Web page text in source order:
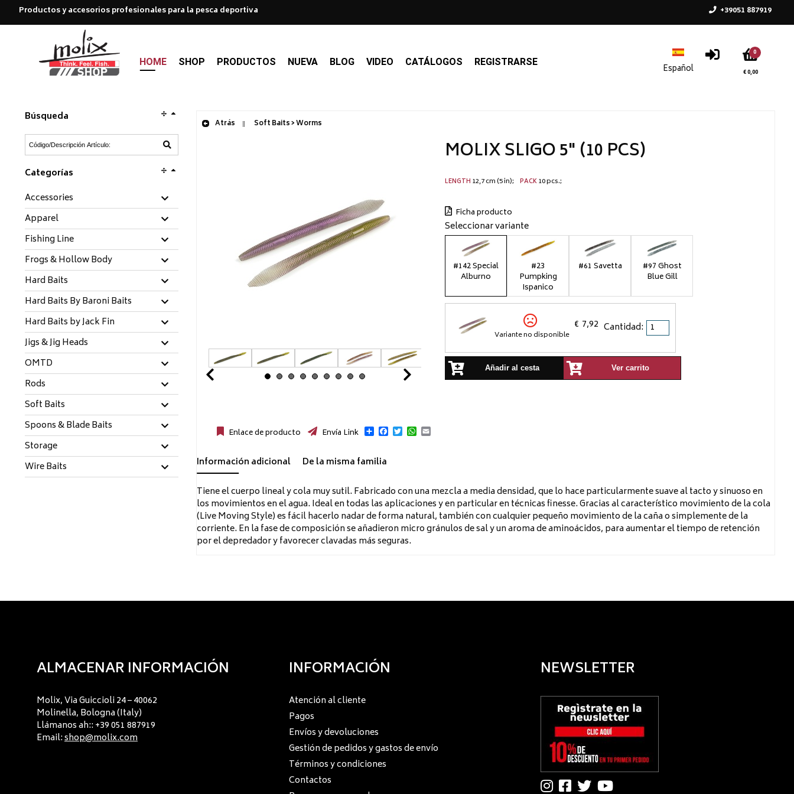
Productos y accesorios profesionales para la pesca deportiva +39051 887919
0
€ 0,00
HOME SHOP PRODUCTOS NUEVA BLOG VIDEO CATÁLOGOS REGISTRARSE
Búsqueda
Categorías
Accessories
Apparel
Fishing Line
Frogs & Hollow Body
Hard Baits
Hard Baits By Baroni Baits
Hard Baits by Jack Fin
Jigs & Jig Heads
OMTD
Rods
Soft Baits
Spoons & Blade Baits
Storage
Wire Baits
Atrás Soft Baits > Worms
MOLIX SLIGO 5" (10 PCS)
LENGTH 12,7 cm (5 in) PACK10 pcs.
Ficha producto
Seleccionar variante
#142 Special
Alburno
#23
Pumpking
Ispanico
#61 Savetta
#97 Ghost
Blue Gill
Variante no disponible
€ 7,92 Cantidad:
Añadir al cesta Ver carrito
Enlace de producto Envía Link Compartir
Facebook
TwitterWhatsApp
Email
Información adicional
De la misma familia
Tiene el cuerpo lineal y cola muy sutil. Fabricado con una mezcla a media densidad, que lo hace particularmente suave al tacto y sinuoso en
los movimientos en el agua. Ideal en todas las aplicaciones y en particular en técnicas finesse. Gracias al característico movimiento de la cola
(Live Moving Style) es fácil hacerlo nadar de forma natural, también con cualquier pequeño movimiento de la caña o simplemente de la
corriente. En la fase de composición se añadieron micro gránulos de sal y un aroma de aminoácidos, para aumentar el tiempo de retención
por el depredador y favorecer clavadas más seguras.
ALMACENAR INFORMACIÓN
Molix, Via Guiccioli 24 – 40062
Molinella, Bologna (Italy)
Llámanos ah:: +39 051 887919
Email:shop@molix.com
INFORMACIÓN
Atención al cliente
Pagos
Envíos y devoluciones
Gestión de pedidos y gastos de envío
Términos y condiciones
Contactos
NEWSLETTER